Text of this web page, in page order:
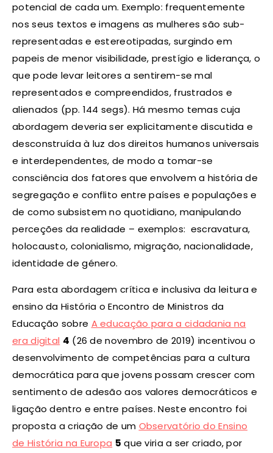
potencial de cada um. Exemplo: frequentemente
nos seus textos e imagens as mulheres são sub-
representadas e estereotipadas, surgindo em
papeis de menor visibilidade, prestígio e liderança, o
que pode levar leitores a sentirem-se mal
representados e compreendidos, frustrados e
alienados (pp. 144 segs). Há mesmo temas cuja
abordagem deveria ser explicitamente discutida e
desconstruída à luz dos direitos humanos universais
e interdependentes, de modo a tomar-se
consciência dos fatores que envolvem a história de
segregação e conflito entre países e populações e
de como subsistem no quotidiano, manipulando
perceções da realidade – exemplos: escravatura,
holocausto, colonialismo, migração, nacionalidade,
identidade de género.
Para esta abordagem crítica e inclusiva da leitura e
ensino da História o Encontro de Ministros da
Educação sobre A educação para a cidadania na
era digital 4 (26 de novembro de 2019) incentivou o
desenvolvimento de competências para a cultura
democrática para que jovens possam crescer com
sentimento de adesão aos valores democráticos e
ligação dentro e entre países. Neste encontro foi
proposta a criação de um Observatório do Ensino
de História na Europa 5 que viria a ser criado, por